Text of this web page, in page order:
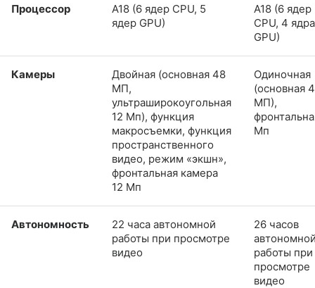
Процессор
A18 (6 ядер CPU, 5
ядер GPU)
A18 (6 ядер
CPU, 4 ядра
GPU)
Камеры
Двойная (основная 48
МП,
ультраширокоугольная
12 Мп), функция
макросъемки, функция
пространственного
видео, режим «экшн»,
фронтальная камера
12 Мп
Одиночная
(основная
МП),
Мп
Автономность
22 часа автономной
работы при просмотре
видео
26 часов
работы при
просмотре
видео